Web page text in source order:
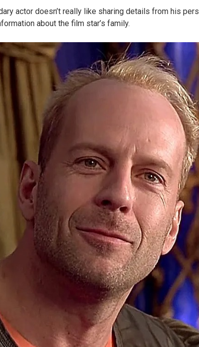
actor doesn’t really like sharing details from his
about the film star’s family.